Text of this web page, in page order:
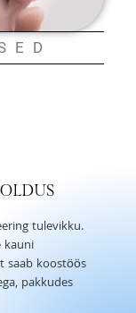
tulevikku.
kauni
saab koostöös
pakkudes